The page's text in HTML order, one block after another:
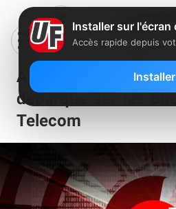
Après SFR,
débarque sur les
Telecom
Installer sur l'écran
Accès rapide depuis
Installer